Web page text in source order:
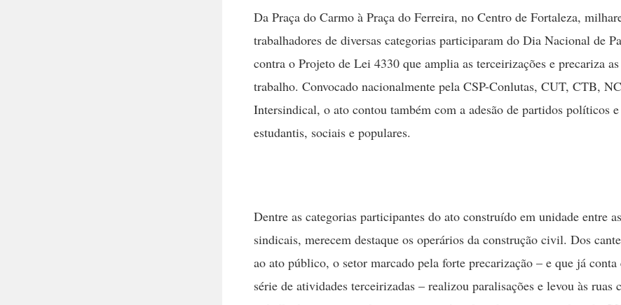
Da Praça do Carmo à Praça do Ferreira, no Centro de Fortaleza,
trabalhadores de diversas categorias participaram do Dia Nacional de
contra o Projeto de Lei 4330 que amplia as terceirizações e precariza
trabalho. Convocado nacionalmente pela CSP-Conlutas, CUT, CTB,
Intersindical, o ato contou também com a adesão de partidos políticos
estudantis, sociais e populares.
Dentre as categorias participantes do ato construído em unidade entre
sindicais, merecem destaque os operários da construção civil. Dos
ao ato público, o setor marcado pela forte precarização – e que já
série de atividades terceirizadas – realizou paralisações e levou às ruas